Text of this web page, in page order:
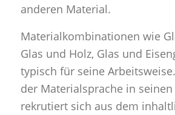
anderen Material.
Materialkombinationen wie
Glas und Holz, Glas und
typisch für seine
der Materialsprache in
rekrutiert sich aus dem